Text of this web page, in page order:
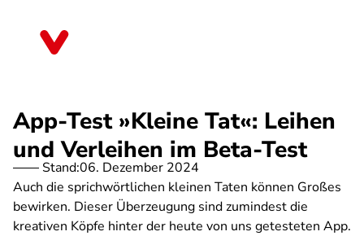
App-Test »Kleine Tat«: Leihen
und Verleihen im Beta-Test
Stand:06. Dezember 2024
Auch die sprichwörtlichen kleinen Taten können Großes
bewirken. Dieser Überzeugung sind zumindest die
kreativen Köpfe hinter der heute von uns getesteten App.